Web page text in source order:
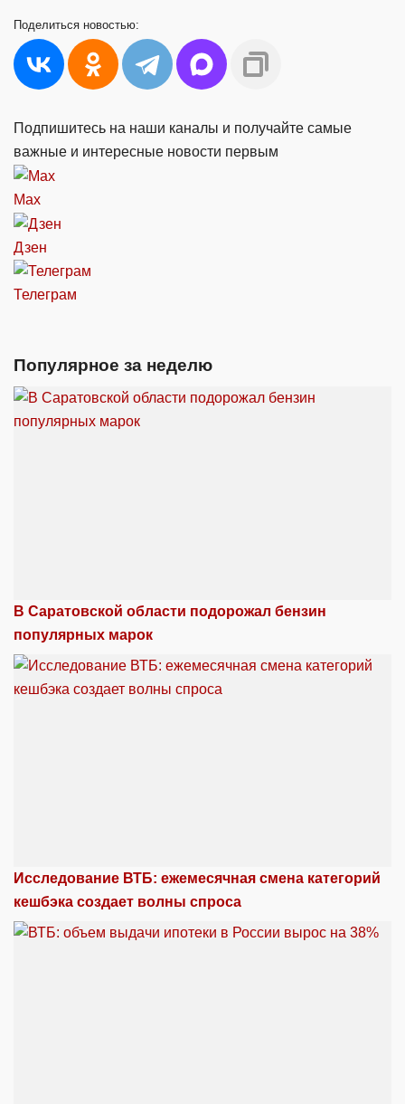
Поделиться новостью:
Подпишитесь на наши каналы и получайте самые
важные и интересные новости первым
Max
Дзен
Телеграм
Популярное за неделю
В Саратовской области подорожал бензин
популярных марок
Исследование ВТБ: ежемесячная смена категорий
кешбэка создает волны спроса